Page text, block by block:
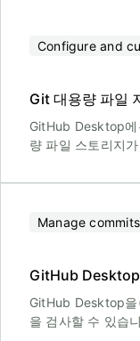
Configure and
Git 대용량 파일
GitHub Desktop에
량 파일 스토리지
Manage commits
GitHub Desktop
GitHub Desktop을
을 검사할 수 있습